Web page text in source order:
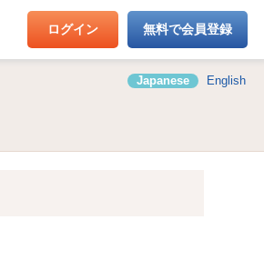
ログイン 無料で会員登録
Japanese English